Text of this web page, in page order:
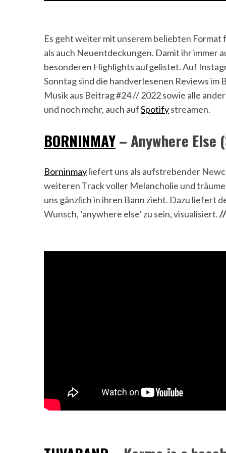
Es geht weiter mit unserem beliebten
als auch Neuentdeckungen. Damit ihr immer
besonderen Highlights aufgelistet. Auf
Sonntag sind die handverlesenen Reviews
Musik aus Beitrag #24 // 2022 sowie alle
und noch mehr, auch aufSpotifystreamen.
BORNINMAY– Anywhere Else
Borninmayliefert uns als aufstrebender
weiteren Track voller Melancholie und
uns gänzlich in ihren Bann zieht. Dazu liefert
Wunsch, ‘anywhere else’ zu sein, visualisiert.